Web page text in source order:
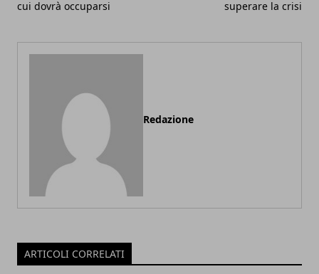
cui dovrà occuparsi superare la crisi
Redazione
ARTICOLI CORRELATI